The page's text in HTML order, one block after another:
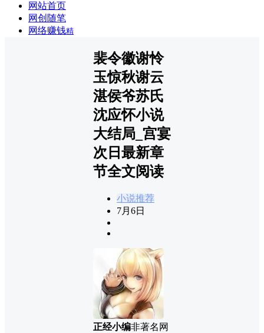
网站首页
网创随笔
网络赚钱精
裴令徽谢怜
玉惊秋谢云
湛侯爷苏氏
沈应怀小说
大结局_宫宴
次日最新章
节全文阅读
小说推荐
7月6日
正经小编非著名网